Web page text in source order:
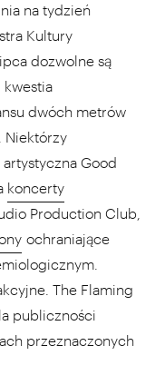
na tydzień
Kultury
dozwolne są
kwestia
dwóch metrów
Niektórzy
Good
koncerty
Production Club,
ochraniające
The Flaming
publiczności
przeznaczonych